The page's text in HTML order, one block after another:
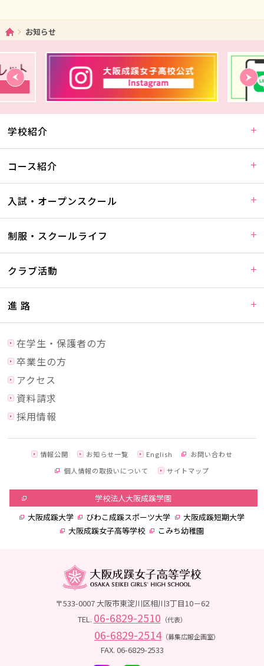
ホームお知らせ
学校紹介
コース紹介
入試・オープンスクール
制服・スクールライフ
クラブ活動
進 路
在学生・保護者の方
卒業生の方
アクセス
資料請求
採用情報
情報公開 お知らせ一覧 English
お問い合わせ
個人情報の取扱いについて
サイトマップ
学校法人大阪成蹊学園
大阪成蹊大学
びわこ成蹊スポーツ大学
大阪成蹊短期大学
大阪成蹊女子高等学校
こみち幼稚園
〒533-0007 大阪市東淀川区相川3丁目10－62
TEL. 06-6829-2510 （代表）
06-6829-2514（募集広報企画室）
FAX. 06-6829-2533